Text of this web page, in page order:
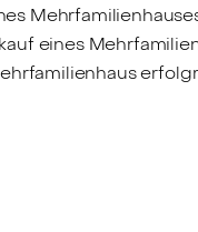
eines